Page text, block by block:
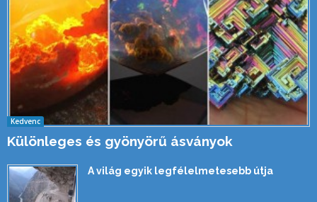
Kedvenc
Különleges és gyönyörű ásványok
A világ egyik legfélelmetesebb útja